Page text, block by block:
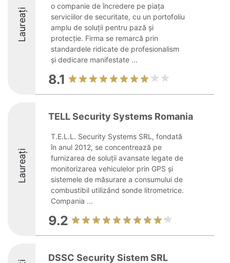
Laureați
o companie de încredere pe piața
serviciilor de securitate, cu un portofoliu
amplu de soluții pentru pază și
protecție. Firma se remarcă prin
standardele ridicate de profesionalism
și dedicare manifestate ...
8.1
Laureați
TELL Security Systems Romania
T.E.L.L. Security Systems SRL, fondată
în anul 2012, se concentrează pe
furnizarea de soluții avansate legate de
monitorizarea vehiculelor prin GPS și
sistemele de măsurare a consumului de
combustibil utilizând sonde litrometrice.
Compania ...
9.2
DSSC Security Sistem SRL